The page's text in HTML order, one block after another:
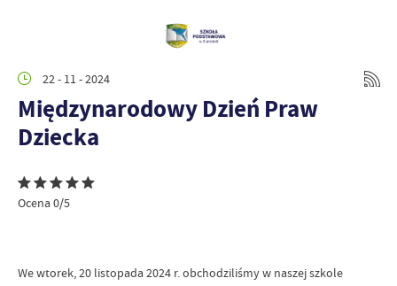
22 - 11 - 2024
Międzynarodowy Dzień Praw
Dziecka
Ocena 0/5
We wtorek, 20 listopada 2024 r. obchodziliśmy w naszej szkole